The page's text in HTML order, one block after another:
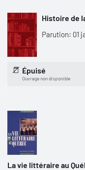
Histoire de
Parution: 01
Épuisé
Ouvrage non disponible
La vie littéraire au